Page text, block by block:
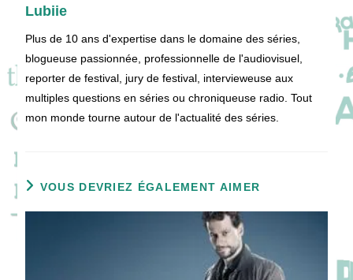
Lubiie
Plus de 10 ans d'expertise dans le domaine des séries,
blogueuse passionnée, professionnelle de l'audiovisuel,
reporter de festival, jury de festival, intervieweuse aux
multiples questions en séries ou chroniqueuse radio. Tout
mon monde tourne autour de l'actualité des séries.
VOUS DEVRIEZ ÉGALEMENT AIMER